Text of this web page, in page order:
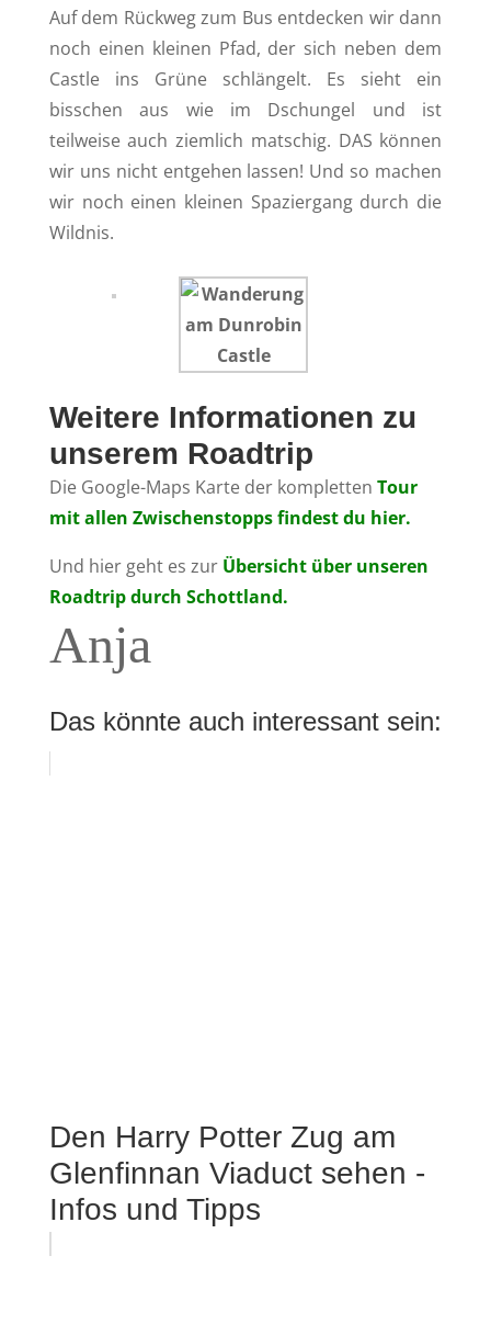
Auf dem Rückweg zum Bus entdecken wir dann
noch einen kleinen Pfad, der sich neben dem
Castle ins Grüne schlängelt. Es sieht ein
bisschen aus wie im Dschungel und ist
teilweise auch ziemlich matschig. DAS können
wir uns nicht entgehen lassen! Und so machen
wir noch einen kleinen Spaziergang durch die
Wildnis.
Weitere Informationen zu
unserem Roadtrip
Die Google-Maps Karte der kompletten Tour
mit allen Zwischenstopps findest du hier.
Und hier geht es zur Übersicht über unseren
Roadtrip durch Schottland.
Anja
Das könnte auch interessant sein:
Den Harry Potter Zug am
Glenfinnan Viaduct sehen -
Infos und Tipps